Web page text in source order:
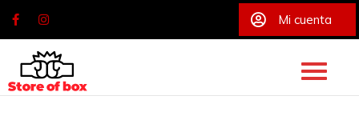
Mi cuenta
content